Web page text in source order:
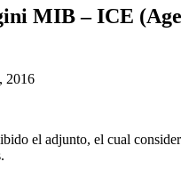
MIB – ICE
2016
el adjunto, el cual